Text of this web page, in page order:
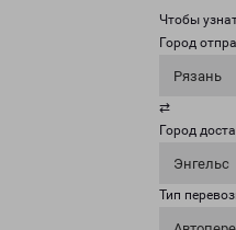
Чтобы
Город
Рязань
⇄
Город
Энгельс
Тип